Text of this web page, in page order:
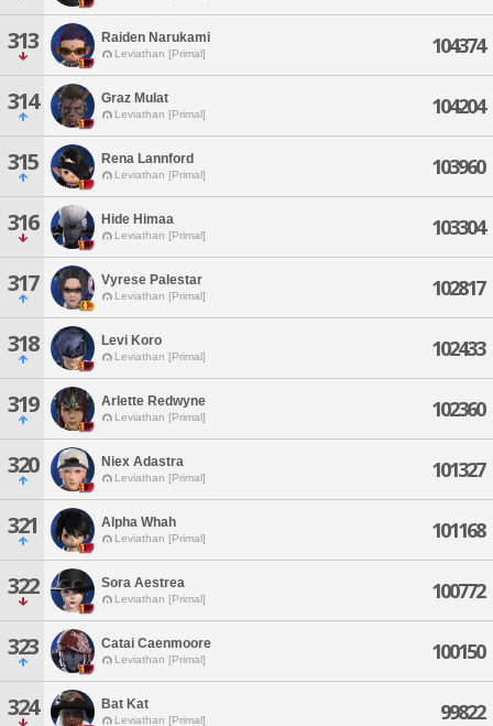
313 Raiden Narukami
Leviathan [Primal] 104374
314 Graz Mulat
Leviathan [Primal] 104204
315 Rena Lannford
Leviathan [Primal] 103960
316 Hide Himaa
Leviathan [Primal] 103304
317 Vyrese Palestar
Leviathan [Primal] 102817
318 Levi Koro
Leviathan [Primal] 102433
319 Arlette Redwyne
Leviathan [Primal] 102360
320 Niex Adastra
Leviathan [Primal] 101327
321 Alpha Whah
Leviathan [Primal] 101168
322 Sora Aestrea
Leviathan [Primal] 100772
323 Catai Caenmoore
Leviathan [Primal] 100150
324 Bat Kat
Leviathan [Primal] 99822